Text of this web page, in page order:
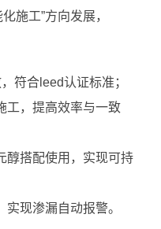
施工”方向发展，
符合leed认证标准；
工，提高效率与一致
醇搭配使用，实现可持
现渗漏自动报警。